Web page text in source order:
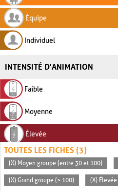
Équipe
Individuel
INTENSITÉ D'ANIMATION
Faible
Moyenne
Élevée
TOUTES LES FICHES (3)
(X) Moyen groupe (entre 30 et 100)
(X) Grand groupe (> 100) (X) Élevée